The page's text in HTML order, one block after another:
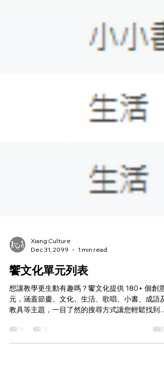
Dec 31, 2099
1 min read
饗文化單元列表
想讓教學更生動有趣嗎？饗文化提供 180+ 個創意
教具等主題，一目了然的搜尋方式讓您輕鬆找到適